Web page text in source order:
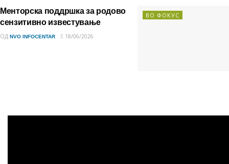
ВО ФОКУС
Менторска поддршка за родово
сензитивно известување
ОД NVO INFOCENTAR 18/06/2026